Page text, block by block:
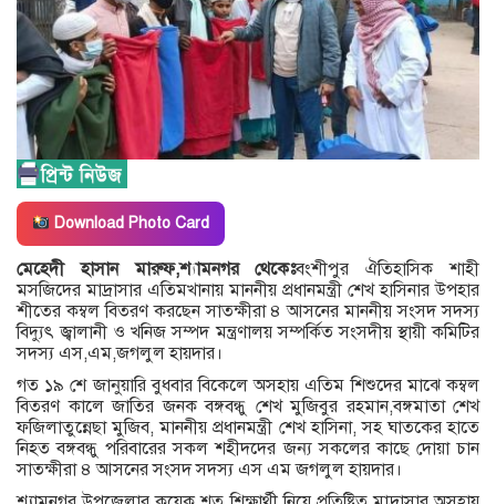
Download Photo Card
মেহেদী হাসান মারুফ,শ্যামনগর থেকেঃবংশীপুর ঐতিহাসিক শাহী
মসজিদের মাদ্রাসার এতিমখানায় মাননীয় প্রধানমন্ত্রী শেখ হাসিনার উপহার
শীতের কম্বল বিতরণ করছেন সাতক্ষীরা ৪ আসনের মাননীয় সংসদ সদস্য
বিদ্যুৎ জ্বালানী ও খনিজ সম্পদ মন্ত্রণালয় সম্পর্কিত সংসদীয় স্থায়ী কমিটির
সদস্য এস,এম,জগলুল হায়দার।
গত ১৯ শে জানুয়ারি বুধবার বিকেলে অসহায় এতিম শিশুদের মাঝে কম্বল
বিতরণ কালে জাতির জনক বঙ্গবন্ধু শেখ মুজিবুর রহমান,বঙ্গমাতা শেখ
ফজিলাতুন্নেছা মুজিব, মাননীয় প্রধানমন্ত্রী শেখ হাসিনা, সহ ঘাতকের হাতে
নিহত বঙ্গবন্ধু পরিবারের সকল শহীদদের জন্য সকলের কাছে দোয়া চান
সাতক্ষীরা ৪ আসনের সংসদ সদস্য এস এম জগলুল হায়দার।